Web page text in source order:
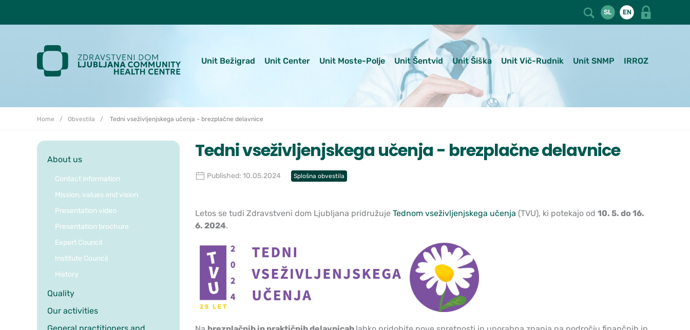
SL EN
Unit Bežigrad Unit Center Unit Moste-Polje Unit Šentvid Unit Šiška Unit Vič-Rudnik Unit SNMP IRROZ
Home Obvestila Tedni vseživljenjskega učenja - brezplačne delavnice
About us
Contact information
Mission, values and vision
Presentation video
Presentation brochure
Expert Council
Institute Council
History
Quality
Our activities
Tedni vseživljenjskega učenja - brezplačne delavnice
Published: 10.05.2024 Splošna obvestila
Letos se tudi Zdravstveni dom Ljubljana pridružuje Tednom vseživljenjskega učenja (TVU), ki potekajo od 10. 5. do 16.
6. 2024.